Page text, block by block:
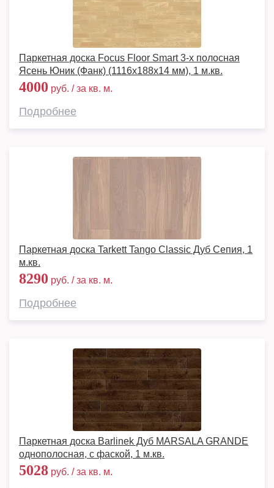
Паркетная доска Focus Floor Smart 3-х полосная
Ясень Юник (Фанк) (1116x188x14 мм), 1 м.кв.
4000 руб. / за кв. м.
Подробнее
Паркетная доска Tarkett Tango Classic Дуб Сепия, 1
м.кв.
8290 руб. / за кв. м.
Подробнее
Паркетная доска Barlinek Дуб MARSALA GRANDE
однополосная, с фаской, 1 м.кв.
5028 руб. / за кв. м.